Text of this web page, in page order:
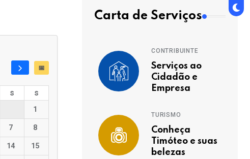
📅
s s
1
7 8
14 15
Carta de Serviços
CONTRIBUINTE
Serviços ao
Cidadão e
Empresa
TURISMO
Conheça
Timóteo e suas
belezas